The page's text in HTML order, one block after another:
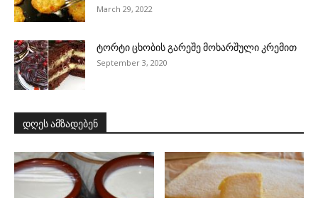
March 29, 2022
ტორტი ცხობის გარეშე მოხარშული კრემით
September 3, 2020
დღეს ამზადებენ